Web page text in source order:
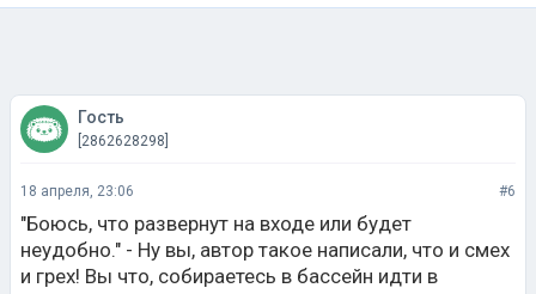
Гость
[2862628298]
18 апреля, 23:06 #6
"Боюсь, что развернут на входе или будет
неудобно." - Ну вы, автор такое написали, что и смех
и грех! Вы что, собираетесь в бассейн идти в